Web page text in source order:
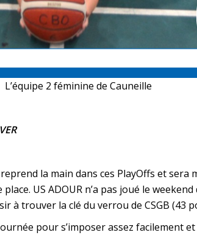
L’équipe 2 féminine de Cauneille
la main dans ces PlayOffs et
US ADOUR n’a pas joué le
à trouver la clé du verrou de CSGB (43
pour s’imposer assez facilement